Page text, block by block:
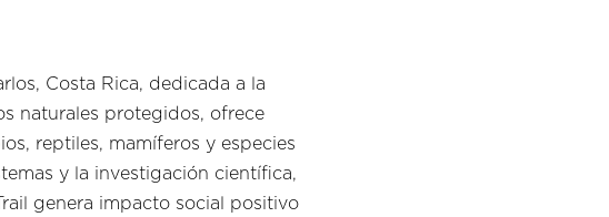
Costa Rica, dedicada a la
naturales protegidos, ofrece
reptiles, mamíferos y especies
y la investigación científica,
genera impacto social positivo